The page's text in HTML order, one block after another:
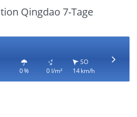
Qingdao 7-Tage
0 % 0 l/m²
SO
14 km/h